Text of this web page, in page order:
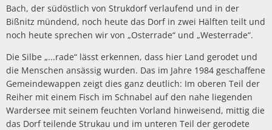
Bach, der südöstlich von Strukdorf verlaufend und in der
Bißnitz mündend, noch heute das Dorf in zwei Hälften teilt und
noch heute sprechen wir von „Osterrade“ und „Westerrade“.
Die Silbe „...rade“ lässt erkennen, dass hier Land gerodet und
die Menschen ansässig wurden. Das im Jahre 1984 geschaffene
Gemeindewappen zeigt dies ganz deutlich: Im oberen Teil der
Reiher mit einem Fisch im Schnabel auf den nahe liegenden
Wardersee mit seinem feuchten Vorland hinweisend, mittig die
das Dorf teilende Strukau und im unteren Teil der gerodete